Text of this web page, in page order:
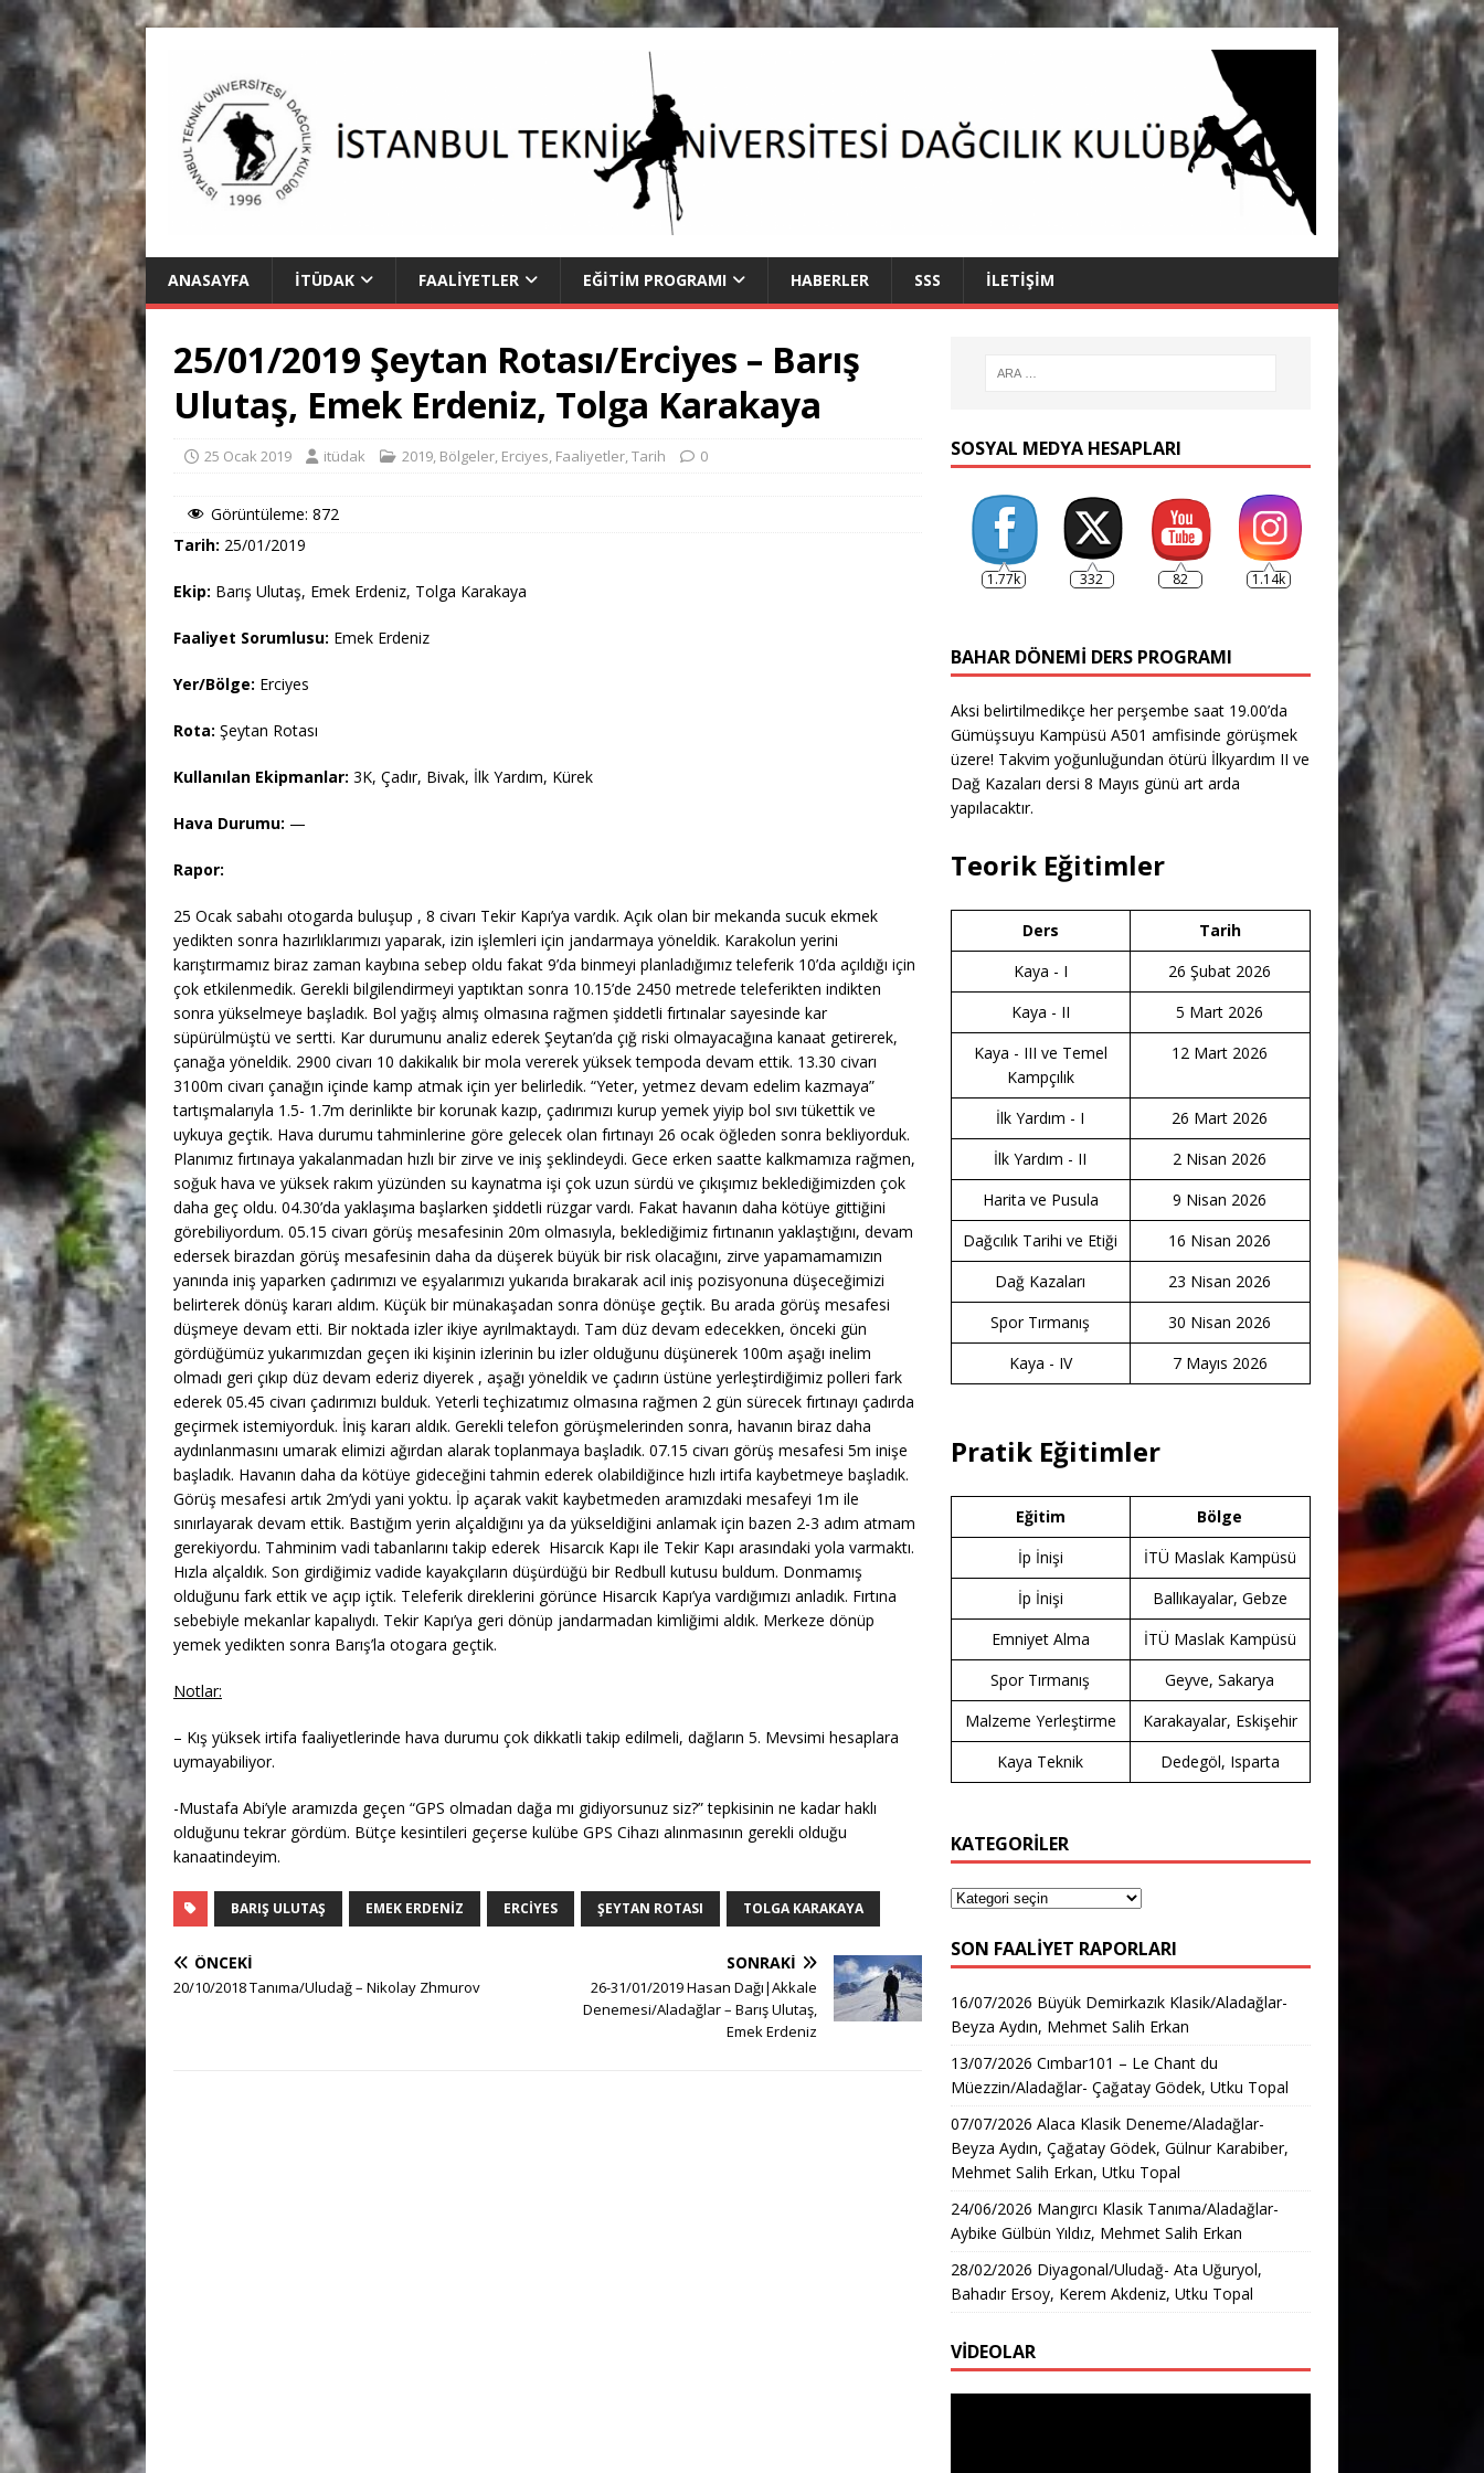
ANASAYFA İTÜDAK FAALIYETLER EĞITIM PROGRAMI HABERLER SSS İLETIŞIM
25/01/2019 Şeytan Rotası/Erciyes – Barış
Ulutaş, Emek Erdeniz, Tolga Karakaya
25 Ocak 2019 itüdak 2019, Bölgeler, Erciyes, Faaliyetler,Tarih 0
Görüntüleme: 872
Tarih: 25/01/2019
Ekip: Barış Ulutaş, Emek Erdeniz, Tolga Karakaya
Faaliyet Sorumlusu: Emek Erdeniz
Yer/Bölge: Erciyes
Rota: Şeytan Rotası
Kullanılan Ekipmanlar: 3K, Çadır, Bivak, İlk Yardım, Kürek
Hava Durumu: —
Rapor:
25 Ocak sabahı otogarda buluşup , 8 civarı Tekir Kapı’ya vardık. Açık olan bir mekanda sucuk ekmek
yedikten sonra hazırlıklarımızı yaparak, izin işlemleri için jandarmaya yöneldik. Karakolun yerini
karıştırmamız biraz zaman kaybına sebep oldu fakat 9’da binmeyi planladığımız teleferik 10’da açıldığı için
çok etkilenmedik. Gerekli bilgilendirmeyi yaptıktan sonra 10.15’de 2450 metrede teleferikten indikten
sonra yükselmeye başladık. Bol yağış almış olmasına rağmen şiddetli fırtınalar sayesinde kar
süpürülmüştü ve sertti. Kar durumunu analiz ederek Şeytan’da çığ riski olmayacağına kanaat getirerek,
çanağa yöneldik. 2900 civarı 10 dakikalık bir mola vererek yüksek tempoda devam ettik. 13.30 civarı
3100m civarı çanağın içinde kamp atmak için yer belirledik. “Yeter, yetmez devam edelim kazmaya”
tartışmalarıyla 1.5- 1.7m derinlikte bir korunak kazıp, çadırımızı kurup yemek yiyip bol sıvı tükettik ve
uykuya geçtik. Hava durumu tahminlerine göre gelecek olan fırtınayı 26 ocak öğleden sonra bekliyorduk.
Planımız fırtınaya yakalanmadan hızlı bir zirve ve iniş şeklindeydi. Gece erken saatte kalkmamıza rağmen,
soğuk hava ve yüksek rakım yüzünden su kaynatma işi çok uzun sürdü ve çıkışımız beklediğimizden çok
daha geç oldu. 04.30’da yaklaşıma başlarken şiddetli rüzgar vardı. Fakat havanın daha kötüye gittiğini
görebiliyordum. 05.15 civarı görüş mesafesinin 20m olmasıyla, beklediğimiz fırtınanın yaklaştığını, devam
edersek birazdan görüş mesafesinin daha da düşerek büyük bir risk olacağını, zirve yapamamamızın
yanında iniş yaparken çadırımızı ve eşyalarımızı yukarıda bırakarak acil iniş pozisyonuna düşeceğimizi
belirterek dönüş kararı aldım. Küçük bir münakaşadan sonra dönüşe geçtik. Bu arada görüş mesafesi
düşmeye devam etti. Bir noktada izler ikiye ayrılmaktaydı. Tam düz devam edecekken, önceki gün
gördüğümüz yukarımızdan geçen iki kişinin izlerinin bu izler olduğunu düşünerek 100m aşağı inelim
olmadı geri çıkıp düz devam ederiz diyerek , aşağı yöneldik ve çadırın üstüne yerleştirdiğimiz polleri fark
ederek 05.45 civarı çadırımızı bulduk. Yeterli teçhizatımız olmasına rağmen 2 gün sürecek fırtınayı çadırda
geçirmek istemiyorduk. İniş kararı aldık. Gerekli telefon görüşmelerinden sonra, havanın biraz daha
aydınlanmasını umarak elimizi ağırdan alarak toplanmaya başladık. 07.15 civarı görüş mesafesi 5m inişe
başladık. Havanın daha da kötüye gideceğini tahmin ederek olabildiğince hızlı irtifa kaybetmeye başladık.
Görüş mesafesi artık 2m’ydi yani yoktu. İp açarak vakit kaybetmeden aramızdaki mesafeyi 1m ile
sınırlayarak devam ettik. Bastığım yerin alçaldığını ya da yükseldiğini anlamak için bazen 2-3 adım atmam
gerekiyordu. Tahminim vadi tabanlarını takip ederek Hisarcık Kapı ile Tekir Kapı arasındaki yola varmaktı.
Hızla alçaldık. Son girdiğimiz vadide kayakçıların düşürdüğü bir Redbull kutusu buldum. Donmamış
olduğunu fark ettik ve açıp içtik. Teleferik direklerini görünce Hisarcık Kapı’ya vardığımızı anladık. Fırtına
sebebiyle mekanlar kapalıydı. Tekir Kapı’ya geri dönüp jandarmadan kimliğimi aldık. Merkeze dönüp
yemek yedikten sonra Barış’la otogara geçtik.
Notlar:
– Kış yüksek irtifa faaliyetlerinde hava durumu çok dikkatli takip edilmeli, dağların 5. Mevsimi hesaplara
uymayabiliyor.
-Mustafa Abi’yle aramızda geçen “GPS olmadan dağa mı gidiyorsunuz siz?” tepkisinin ne kadar haklı
olduğunu tekrar gördüm. Bütçe kesintileri geçerse kulübe GPS Cihazı alınmasının gerekli olduğu
kanaatindeyim.
BARIŞ ULUTAŞ EMEK ERDENIZ ERCIYES ŞEYTAN ROTASI TOLGA KARAKAYA
ÖNCEKI
20/10/2018 Tanıma/Uludağ – Nikolay Zhmurov
SONRAKI
26-31/01/2019 Hasan Dağı|Akkale
Denemesi/Aladağlar – Barış Ulutaş,
Emek Erdeniz
SOSYAL MEDYA HESAPLARI
1.77k 332 82 1.14k
BAHAR DÖNEMI DERS PROGRAMI
Aksi belirtilmedikçe her perşembe saat 19.00’da
Gümüşsuyu Kampüsü A501 amfisinde görüşmek
üzere! Takvim yoğunluğundan ötürü İlkyardım II ve
Dağ Kazaları dersi 8 Mayıs günü art arda
yapılacaktır.
Teorik Eğitimler
Ders
Tarih
Kaya - I
26 Şubat 2026
Kaya - II
5 Mart 2026
Kaya - III ve Temel
Kampçılık
12 Mart 2026
İlk Yardım - I
26 Mart 2026
İlk Yardım - II
2 Nisan 2026
Harita ve Pusula
9 Nisan 2026
Dağcılık Tarihi ve Etiği
16 Nisan 2026
Dağ Kazaları
23 Nisan 2026
Spor Tırmanış
30 Nisan 2026
Kaya - IV
7 Mayıs 2026
Pratik Eğitimler
Eğitim
Bölge
İp İnişi
İTÜ Maslak Kampüsü
İp İnişi
Ballıkayalar, Gebze
Emniyet Alma
İTÜ Maslak Kampüsü
Spor Tırmanış
Geyve, Sakarya
Malzeme Yerleştirme
Karakayalar, Eskişehir
Kaya Teknik
Dedegöl, Isparta
KATEGORİLER
SON FAALIYET RAPORLARI
16/07/2026 Büyük Demirkazık Klasik/Aladağlar-
Beyza Aydın, Mehmet Salih Erkan
13/07/2026 Cımbar101 – Le Chant du
Müezzin/Aladağlar- Çağatay Gödek, Utku Topal
07/07/2026 Alaca Klasik Deneme/Aladağlar-
Beyza Aydın, Çağatay Gödek, Gülnur Karabiber,
Mehmet Salih Erkan, Utku Topal
24/06/2026 Mangırcı Klasik Tanıma/Aladağlar-
Aybike Gülbün Yıldız, Mehmet Salih Erkan
28/02/2026 Diyagonal/Uludağ- Ata Uğuryol,
Bahadır Ersoy, Kerem Akdeniz, Utku Topal
VİDEOLAR